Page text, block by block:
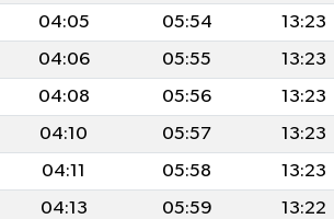
04:05 05:54 13:23
04:06 05:55 13:23
04:08 05:56 13:23
04:10 05:57 13:23
04:11 05:58 13:23
04:13 05:59 13:22